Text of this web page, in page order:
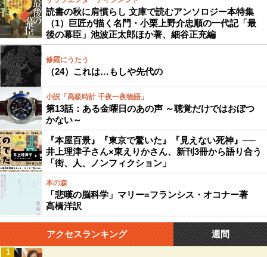
読書の秋に肩慣らし 文庫で読むアンソロジー本特集
（1）巨匠が描く名門・小栗上野介忠順の一代記「最
後の幕臣」池波正太郎ほか著、細谷正充編
修羅にうたう
（24）これは…もしや先代の
小説「高級時計 千夜一夜物語」
第13話：ある金曜日のあの声 ～聴覚だけではおぼつ
かない～
『本屋百景』『東京で驚いた』『見えない死神』──
井上理津子さん×東えりかさん、新刊3冊から語り合う
「街、人、ノンフィクション」
本の森
「悲嘆の脳科学」マリー=フランシス・オコナー著
高橋洋訳
アクセスランキング 週間
1